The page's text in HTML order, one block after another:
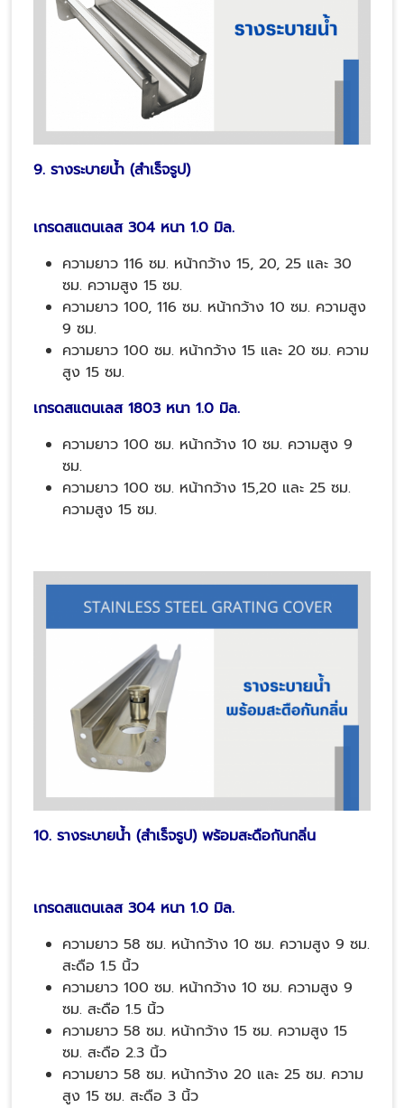
9. รางระบายน้ำ (สำเร็จรูป)
เกรดสแตนเลส 304 หนา 1.0 มิล.
ความยาว 116 ซม. หน้ากว้าง 15, 20, 25 และ 30
ซม. ความสูง 15 ซม.
ความยาว 100, 116 ซม. หน้ากว้าง 10 ซม. ความสูง
9 ซม.
ความยาว 100 ซม. หน้ากว้าง 15 และ 20 ซม. ความ
สูง 15 ซม.
เกรดสแตนเลส 1803 หนา 1.0 มิล.
ความยาว 100 ซม. หน้ากว้าง 10 ซม. ความสูง 9
ซม.
ความยาว 100 ซม. หน้ากว้าง 15,20 และ 25 ซม.
ความสูง 15 ซม.
10. รางระบายน้ำ (สำเร็จรูป) พร้อมสะดือกันกลิ่น
เกรดสแตนเลส 304 หนา 1.0 มิล.
ความยาว 58 ซม. หน้ากว้าง 10 ซม. ความสูง 9 ซม.
สะดือ 1.5 นิ้ว
ความยาว 100 ซม. หน้ากว้าง 10 ซม. ความสูง 9
ซม. สะดือ 1.5 นิ้ว
ความยาว 58 ซม. หน้ากว้าง 15 ซม. ความสูง 15
ซม. สะดือ 2.3 นิ้ว
ความยาว 58 ซม. หน้ากว้าง 20 และ 25 ซม. ความ
สูง 15 ซม. สะดือ 3 นิ้ว